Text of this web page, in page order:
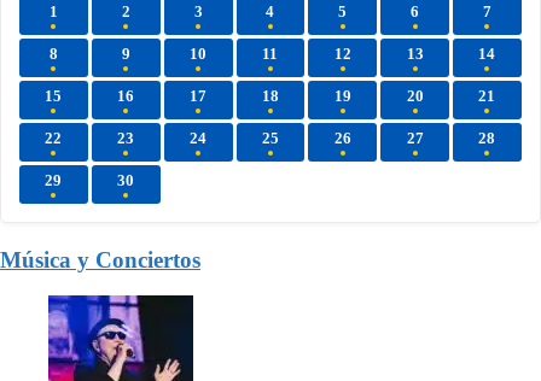
1 2 3 4 5 6 7
8 9 10 11 12 13 14
15 16 17 18 19 20 21
22 23 24 25 26 27 28
29 30
Música y Conciertos